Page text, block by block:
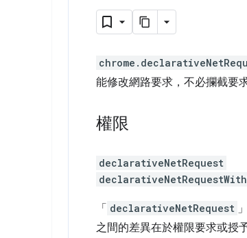
能修改網路要求，不必攔截要
權限
declarativeNetRequest
「 declarativeNetRequest
之間的差異在於權限要求或授